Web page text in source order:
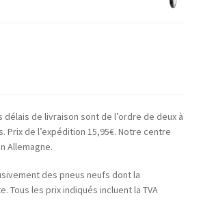
délais de livraison sont de l’ordre de deux à
Prix de l’expédition 15,95€. Notre centre
Allemagne.
des pneus neufs dont la
Tous les prix indiqués incluent la TVA